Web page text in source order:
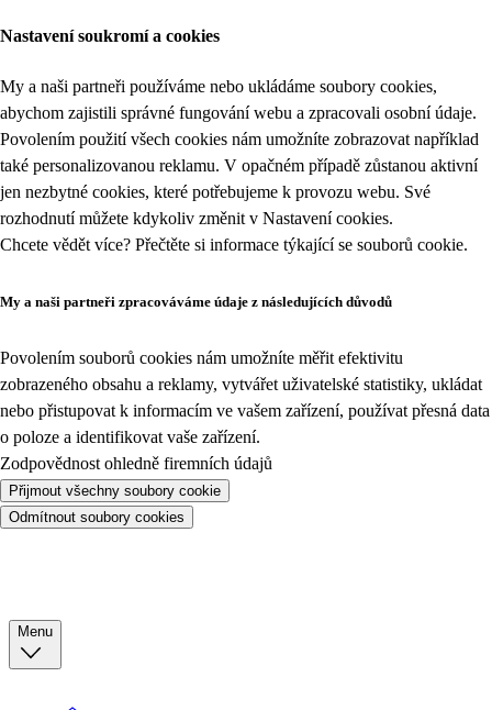
Nastavení soukromí a cookies
My a naši partneři používáme nebo ukládáme soubory cookies,
abychom zajistili správné fungování webu a zpracovali osobní údaje.
Povolením použití všech cookies nám umožníte zobrazovat například
také personalizovanou reklamu. V opačném případě zůstanou aktivní
jen nezbytné cookies, které potřebujeme k provozu webu. Své
rozhodnutí můžete kdykoliv změnit v Nastavení cookies.
Chcete vědět více? Přečtěte si informace týkající se souborů cookie.
My a naši partneři zpracováváme údaje z následujících důvodů
Povolením souborů cookies nám umožníte měřit efektivitu
zobrazeného obsahu a reklamy, vytvářet uživatelské statistiky, ukládat
nebo přistupovat k informacím ve vašem zařízení, používat přesná data
o poloze a identifikovat vaše zařízení.
Zodpovědnost ohledně firemních údajů
Přijmout všechny soubory cookie
Odmítnout soubory cookies
Menu